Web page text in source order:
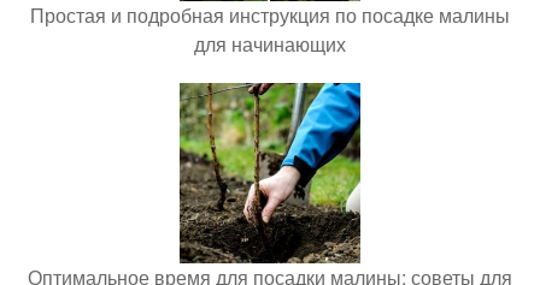
Простая и подробная инструкция по посадке малины
для начинающих
Оптимальное время для посадки малины: советы для